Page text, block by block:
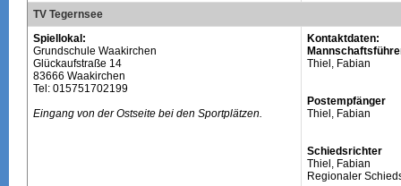
TV Tegernsee
Spiellokal:
Grundschule Waakirchen
Glückaufstraße 14
83666 Waakirchen
Tel: 015751702199
Eingang von der Ostseite bei den Sportplätzen.
Kontaktdaten:
Thiel, Fabian
Postempfänger
Thiel, Fabian
Schiedsrichter
Thiel, Fabian
Regionaler